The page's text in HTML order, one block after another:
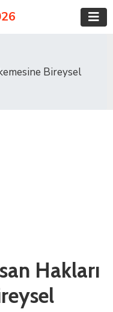
Bireysel
Hakları